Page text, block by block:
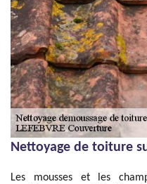
Nettoyage de toiture
Les mousses et les